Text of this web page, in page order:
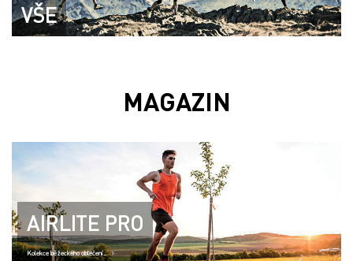
VŠE
MAGAZIN
AIRLITE PRO
Kolekce běžeckého oblečení..